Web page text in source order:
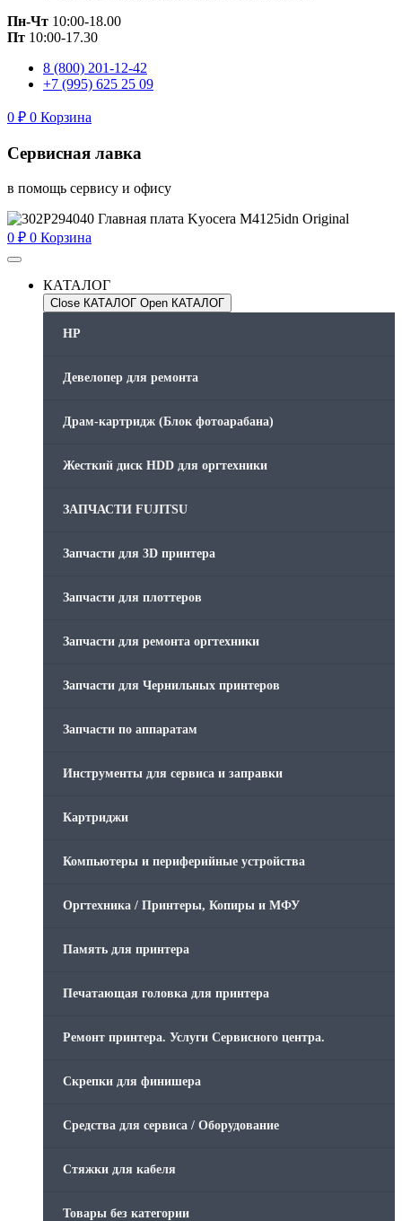
Пн-Чт 10:00-18.00
Пт 10:00-17.30
8 (800) 201-12-42
+7 (995) 625 25 09
0 ₽ 0 Корзина
Сервисная лавка
в помощь сервису и офису
0 ₽ 0 Корзина
КАТАЛОГ
Close КАТАЛОГ Open КАТАЛОГ
HP
Девелопер для ремонта
Драм-картридж (Блок фотоарабана)
Жесткий диск HDD для оргтехники
ЗАПЧАСТИ FUJITSU
Запчасти для 3D принтера
Запчасти для плоттеров
Запчасти для ремонта оргтехники
Запчасти для Чернильных принтеров
Запчасти по аппаратам
Инструменты для сервиса и заправки
Картриджи
Компьютеры и периферийные устройства
Оргтехника / Принтеры, Копиры и МФУ
Память для принтера
Печатающая головка для принтера
Ремонт принтера. Услуги Сервисного центра.
Скрепки для финишера
Средства для сервиса / Оборудование
Стяжки для кабеля
Товары без категории